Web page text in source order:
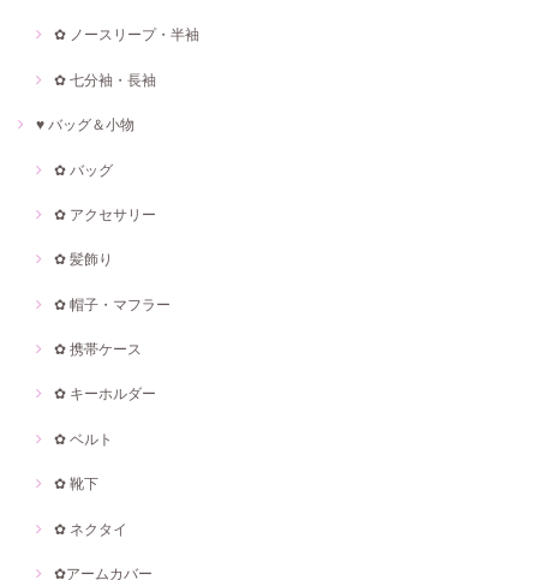
✿ ノースリープ・半袖
✿ 七分袖・長袖
♥ バッグ＆小物
✿ バッグ
✿ アクセサリー
✿ 髪飾り
✿ 帽子・マフラー
✿ 携帯ケース
✿ キーホルダー
✿ ベルト
✿ 靴下
✿ ネクタイ
✿アームカバー